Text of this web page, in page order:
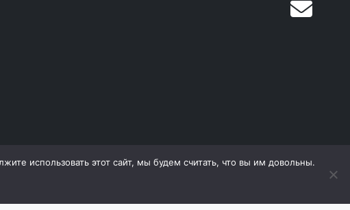
использовать этот сайт, мы будем считать, что вы им довольны.